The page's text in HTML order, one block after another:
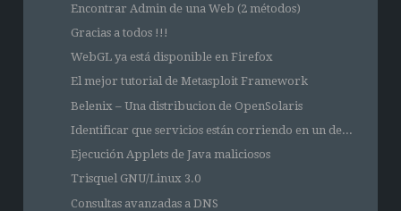
Encontrar Admin de una Web (2 métodos)
Gracias a todos !!!
WebGL ya está disponible en Firefox
El mejor tutorial de Metasploit Framework
Belenix – Una distribucion de OpenSolaris
Identificar que servicios están corriendo en un de...
Ejecución Applets de Java maliciosos
Trisquel GNU/Linux 3.0
Consultas avanzadas a DNS